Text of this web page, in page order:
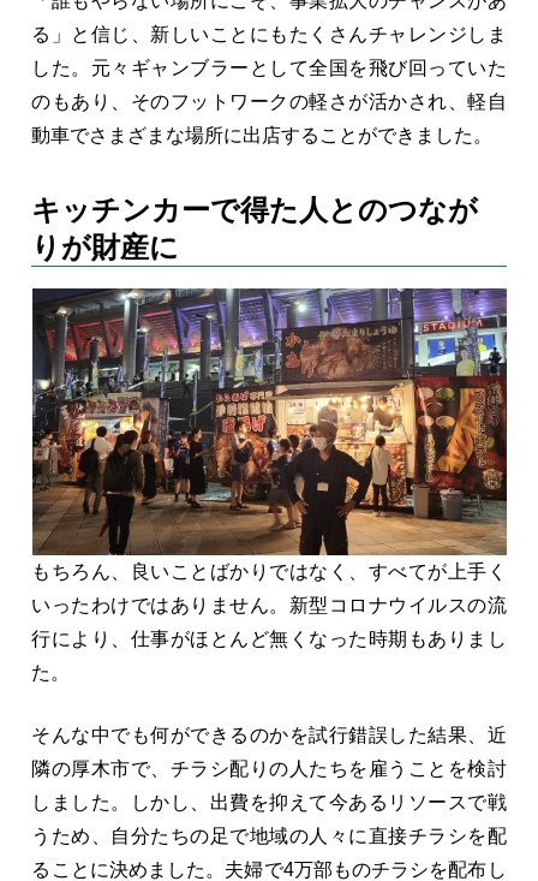
る」と信じ、新しいことにもたくさんチャレンジしま
した。元々ギャンブラーとして全国を飛び回っていた
のもあり、そのフットワークの軽さが活かされ、軽自
動車でさまざまな場所に出店することができました。
キッチンカーで得た人とのつなが
りが財産に
もちろん、良いことばかりではなく、すべてが上手く
いったわけではありません。新型コロナウイルスの流
行により、仕事がほとんど無くなった時期もありまし
た。
そんな中でも何ができるのかを試行錯誤した結果、近
隣の厚木市で、チラシ配りの人たちを雇うことを検討
しました。しかし、出費を抑えて今あるリソースで戦
うため、自分たちの足で地域の人々に直接チラシを配
ることに決めました。夫婦で4万部ものチラシを配布し